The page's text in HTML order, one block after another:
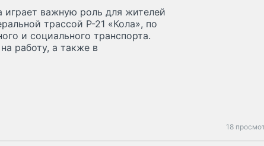
важную роль для жителей
трассой Р-21 «Кола», по
и социального транспорта.
работу, а также в
18